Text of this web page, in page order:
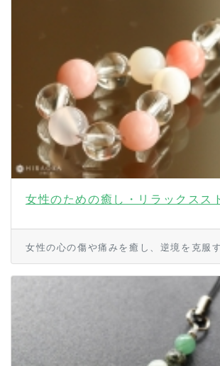
女性のための癒し・リラックスス
女性の心の傷や痛みを癒し、逆境を克服す